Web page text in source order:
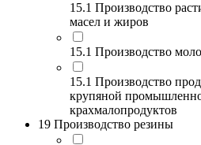
15.1 Производство
масел и жиров
15.1 Производство
15.1 Производство
крупяной
крахмалопродуктов
19 Производство резины